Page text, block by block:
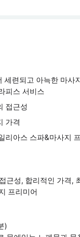
세련되고 아늑한 마사
피스 서비스
접근성
가격
리아스 스파&마사지
근성, 합리적인 가격,
프리미어
)